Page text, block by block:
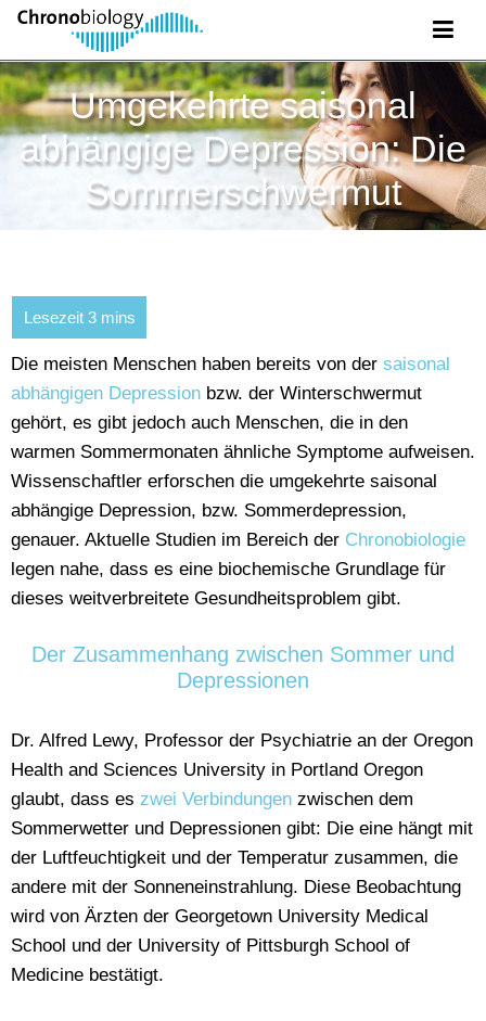
Umgekehrte saisonal
abhängige Depression: Die
Sommerschwermut
Die meisten Menschen haben bereits von der saisonal
abhängigen Depression bzw. der Winterschwermut
gehört, es gibt jedoch auch Menschen, die in den
warmen Sommermonaten ähnliche Symptome aufweisen.
Wissenschaftler erforschen die umgekehrte saisonal
abhängige Depression, bzw. Sommerdepression,
genauer. Aktuelle Studien im Bereich der Chronobiologie
legen nahe, dass es eine biochemische Grundlage für
dieses weitverbreitete Gesundheitsproblem gibt.
Der Zusammenhang zwischen Sommer und
Depressionen
Dr. Alfred Lewy, Professor der Psychiatrie an der Oregon
Health and Sciences University in Portland Oregon
glaubt, dass es zwei Verbindungen zwischen dem
Sommerwetter und Depressionen gibt: Die eine hängt mit
der Luftfeuchtigkeit und der Temperatur zusammen, die
andere mit der Sonneneinstrahlung. Diese Beobachtung
wird von Ärzten der Georgetown University Medical
School und der University of Pittsburgh School of
Medicine bestätigt.